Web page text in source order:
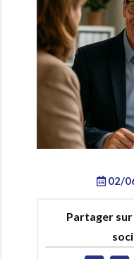
02/
Partager